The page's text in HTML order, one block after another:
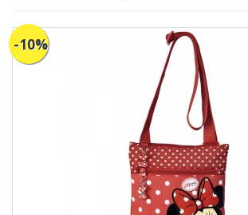
-10%